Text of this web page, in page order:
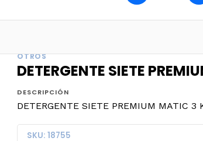
OTROS
DETERGENTE SIETE
DESCRIPCIÓN
DETERGENTE SIETE PREMIUM MATIC 3
SKU: 18755